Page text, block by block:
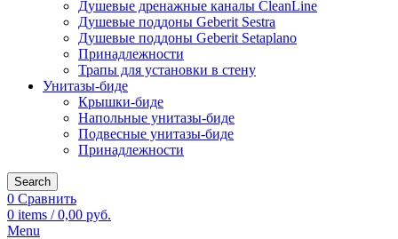
Душевые дренажные каналы CleanLine
Душевые поддоны Geberit Sestra
Душевые поддоны Geberit Setaplano
Принадлежности
Трапы для установки в стену
Унитазы-биде
Крышки-биде
Напольные унитазы-биде
Подвесные унитазы-биде
Принадлежности
Search
0 Сравнить
0 items / 0,00 руб.
Menu